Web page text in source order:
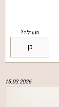
מועילה?
כן
15.03.2026